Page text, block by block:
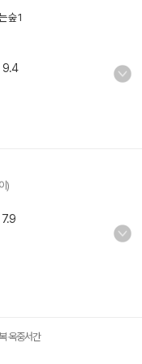
숲 1
9.4
)
7.9
옥중서간